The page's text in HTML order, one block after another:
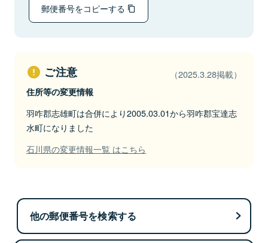
郵便番号をコピーする
ご注意 （2025.3.28掲載）
住所等の変更情報
羽咋郡志雄町は合併により2005.03.01から羽咋郡宝達志
水町になりました
石川県の変更情報一覧 はこちら
他の郵便番号を検索する